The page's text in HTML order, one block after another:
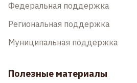
Федеральная поддержка
Региональная поддержка
Муниципальная поддержка
Полезные материалы